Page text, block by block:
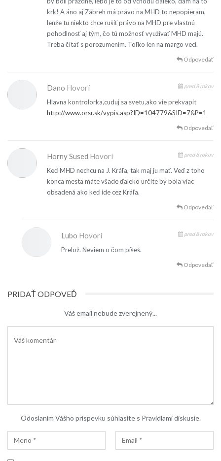
krk! A áno aj Zábreh má právo na MHD to nepopieram,
lenže tu niekto chce rušiť právo na MHD pre vlastnú
pohodlnosť aj tým, čo tú možnosť využívať MHD majú.
Treba čítať s porozumením. Toľko len na margo veci.
Odpovedať
Dano Hovorí pred 8 rokov
Hlavna kontrolorka,cuduj sa svetu,ako vie prekvapit
http://www.orsr.sk/vypis.asp?ID=104779&SID=7&P=1
Odpovedať
Horny Sused Hovorí pred 8 rokov
Keď MHD nechcu na J. Kráľa, tak maj ju mať. Veď z toho
konca mesta máte všade ďaleko určite by bola viac
obsadená ako keď ide cez Kráľa.
Odpovedať
Lubo Hovorí pred 8 rokov
Prelož. Neviem o čom píšeš.
Odpovedať
PRIDAŤ ODPOVEĎ
Váš email nebude zverejnený...
Odoslaním Vášho príspevku súhlasíte s Pravidlami diskusie.